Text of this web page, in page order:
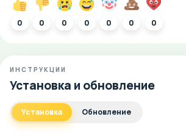
0 0 0 0 0 0 0
ИНСТРУКЦИИ
Установка и обновление
Установка Обновление